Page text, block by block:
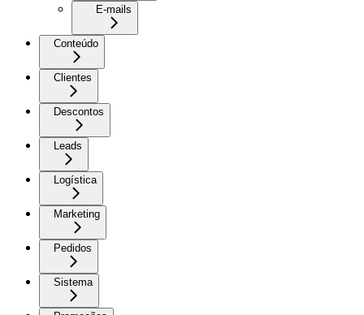
E-mails
Conteúdo
Clientes
Descontos
Leads
Logística
Marketing
Pedidos
Sistema